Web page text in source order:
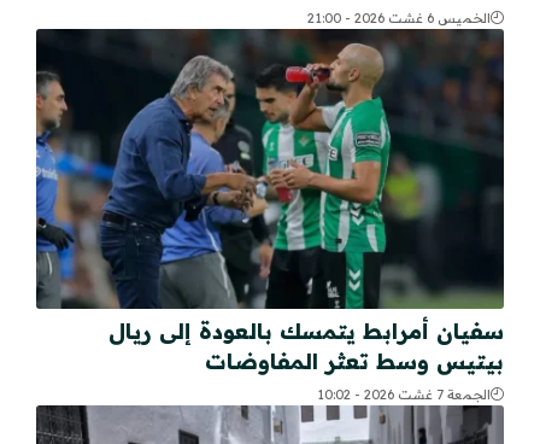
الخميس 6 غشت 2026 - 21:00
سفيان أمرابط يتمسك بالعودة إلى ريال
بيتيس وسط تعثر المفاوضات
الجمعة 7 غشت 2026 - 10:02